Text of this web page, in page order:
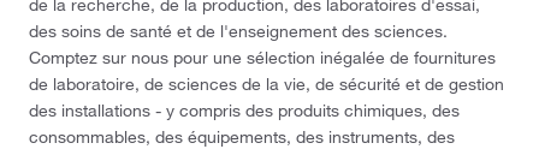
de la recherche, de la production, des laboratoires d'essai,
des soins de santé et de l'enseignement des sciences.
Comptez sur nous pour une sélection inégalée de fournitures
de laboratoire, de sciences de la vie, de sécurité et de gestion
des installations - y compris des produits chimiques, des
consommables, des équipements, des instruments, des